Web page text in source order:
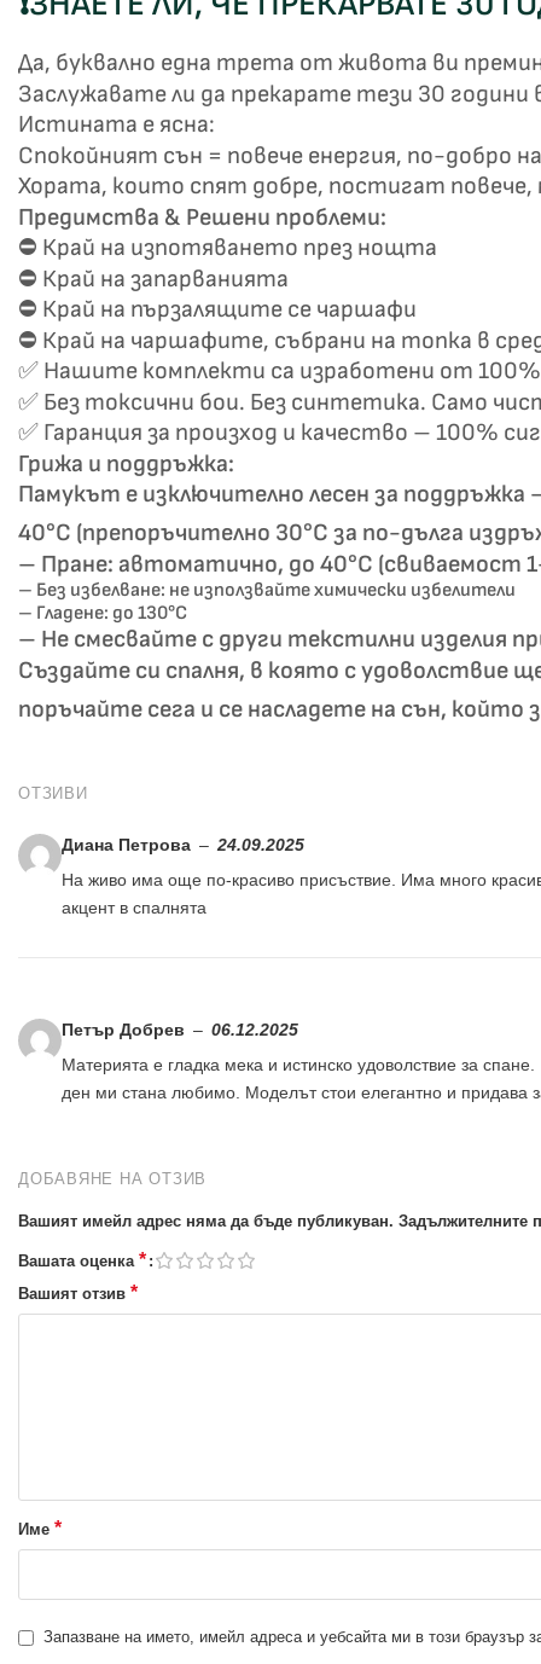
Да, буквално една трета от живота ви
Заслужавате ли да прекарате тези 30
Истината е ясна:
Спокойният сън = повече енергия, по-добро
Хората, които спят добре, постигат повече,
Предимства & Решени проблеми:
⛔ Край на изпотяването през нощта
⛔ Край на запарванията
⛔ Край на пързалящите се чаршафи
⛔ Край на чаршафите, събрани на топка в
✅ Нашите комплекти са изработени от
✅ Без токсични бои. Без синтетика. Само
✅ Гаранция за произход и качество – 100%
Грижа и поддръжка:
Памукът е изключително лесен за поддръжка
40°C (препоръчително 30°C за по-дълга
– Пране: автоматично, до 40°C (свиваемост
– Без избелване: не използвайте химически избелители
– Гладене: до 130°C
– Не смесвайте с други текстилни изделия
Създайте си спалня, в която с удоволствие
поръчайте сега и се насладете на сън, който
ОТЗИВИ
Диана Петрова – 24.09.2025
На живо има още по-красиво присъствие. Има много
акцент в спалнята
Петър Добрев – 06.12.2025
Материята е гладка мека и истинско удоволствие за
ден ми стана любимо. Моделът стои елегантно и придава
ДОБАВЯНЕ НА ОТЗИВ
Вашият имейл адрес няма да бъде публикуван. Задължителните
Вашата оценка *
Вашият отзив *
Име *
Запазване на името, имейл адреса и уебсайта ми в този браузър